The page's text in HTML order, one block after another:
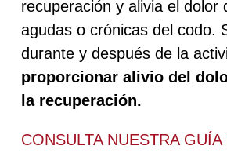
recuperación y alivia el dolor
agudas o crónicas del codo.
durante y después de la
proporcionar alivio del
la recuperación.
CONSULTA NUESTRA GUÍA